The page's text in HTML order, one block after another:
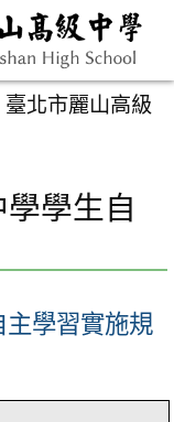
臺北市麗山高級
學生自
學習實施規